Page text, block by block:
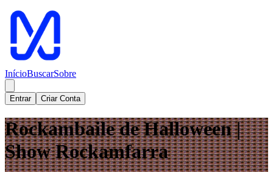
InícioBuscarSobre
Entrar Criar Conta
Rockambaile de Halloween |
Show Rockamfarra